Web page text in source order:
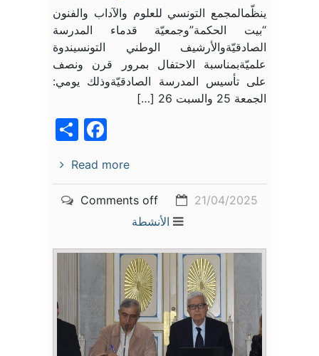
ينظّمالمجمع التونسي للعلوم والآداب والفنون
“بيت الحكمة”وجمعيّة قدماء المدرسة
الصادقيّةوالأرشيف الوطني التونسيندوة
علميّةبمناسبة الاحتفال بمرور قرن ونصف
على تأسيس المدرسة الصادقيّةوذلك يومي:
الجمعة 25 والسبت 26 […]
Read more
21/04/2025
Comments off
الأنشطة